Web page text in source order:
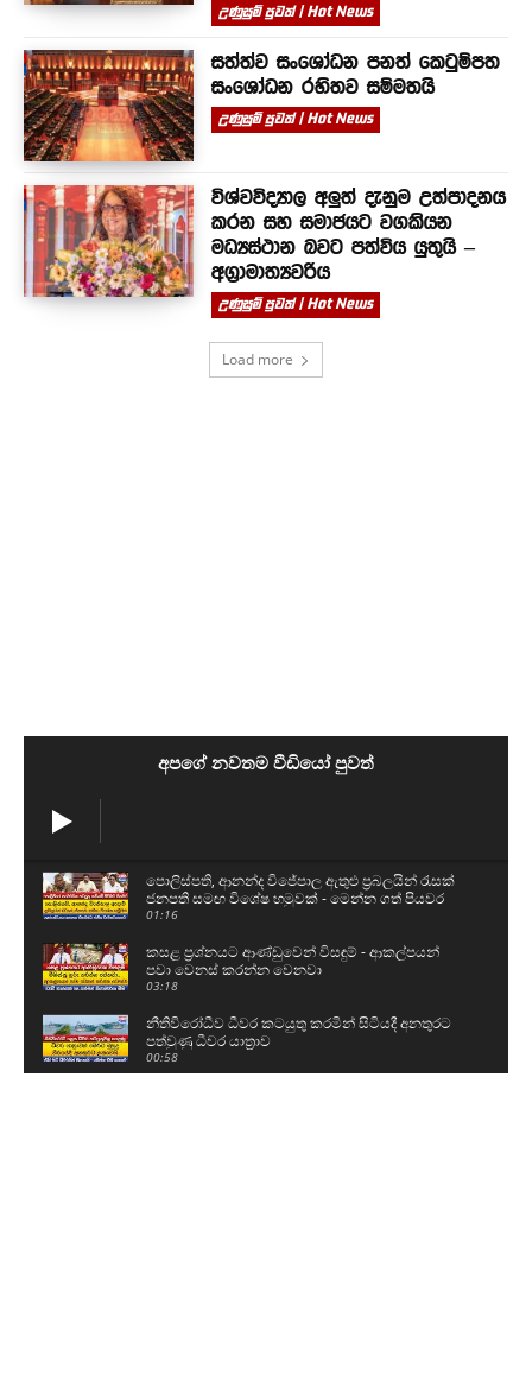
උණුසුම් පුවත් | Hot News
සත්ත්ව සංශෝධන පනත් කෙටුම්පත
සංශෝධන රහිතව සම්මතයි
උණුසුම් පුවත් | Hot News
විශ්වවිද්‍යාල අලුත් දැනුම උත්පාදනය
කරන සහ සමාජයට වගකියන
මධ්‍යස්ථාන බවට පත්විය යුතුයි –
අග්‍රාමාත්‍යවරිය
උණුසුම් පුවත් | Hot News
Load more
අපගේ නවතම වීඩියෝ පුවත්
පොලිස්පති, ආනන්ද විජේපාල ඇතුළු ප්‍රබලයින් රැසක්
ජනපති සමඟ විශේෂ හමුවක් - මෙන්න ගත් පියවර
01:16
කසළ ප්‍රශ්නයට ආණ්ඩුවෙන් විසඳුම් - ආකල්පයන්
පවා වෙනස් කරන්න වෙනවා
03:18
නීතිවිරෝධීව ධීවර කටයුතු කරමින් සිටියදී අනතුරට
පත්වුණු ධීවර යාත්‍රාව
00:58